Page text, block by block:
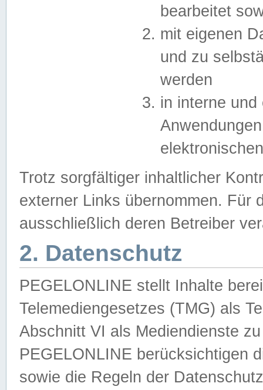
bearbeitet
mit eigenen
und zu
werden
in interne
Trotz sorgfältiger inhaltlicher
externer Links übernommen. Für
ausschließlich deren Betreiber
2. Datenschutz
PEGELONLINE stellt Inhalte
Telemediengesetzes (TMG) als
Abschnitt VI als Mediendienste
PEGELONLINE berücksichtigen
sowie die Regeln der